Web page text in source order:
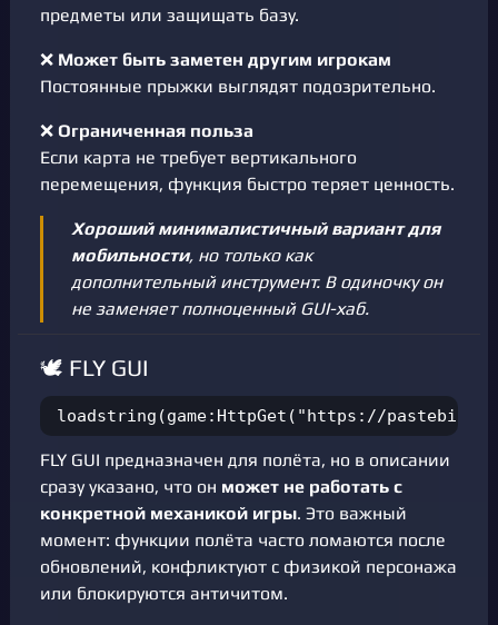
предметы или защищать базу.
❌ Может быть заметен другим игрокам
Постоянные прыжки выглядят подозрительно.
❌ Ограниченная польза
Если карта не требует вертикального
перемещения, функция быстро теряет ценность.
Хороший минималистичный вариант для
мобильности, но только как
дополнительный инструмент. В одиночку он
не заменяет полноценный GUI-хаб.
🕊️ FLY GUI
loadstring(game:HttpGet("https://
FLY GUI предназначен для полёта, но в описании
сразу указано, что он может не работать с
конкретной механикой игры. Это важный
момент: функции полёта часто ломаются после
обновлений, конфликтуют с физикой персонажа
или блокируются античитом.